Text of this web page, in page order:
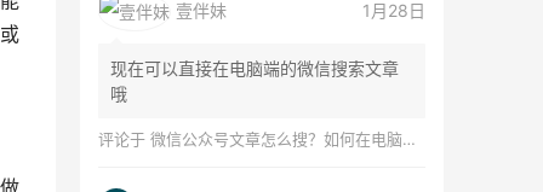
壹伴妹 1月28日
现在可以直接在电脑端的微信搜索文章
哦
评论于 微信公众号文章怎么搜？如何在电脑上搜索公众号文章？